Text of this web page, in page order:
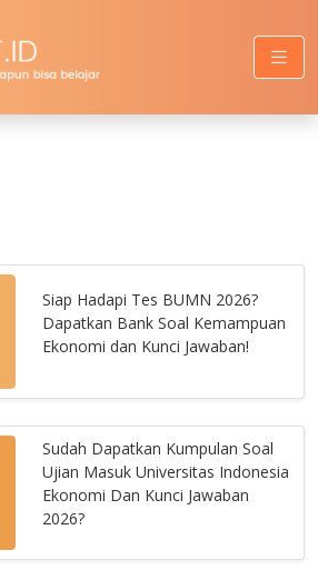
Siap Hadapi Tes BUMN 2026?
Dapatkan Bank Soal Kemampuan
Ekonomi dan Kunci Jawaban!
Sudah Dapatkan Kumpulan Soal
Ujian Masuk Universitas Indonesia
Ekonomi Dan Kunci Jawaban
2026?